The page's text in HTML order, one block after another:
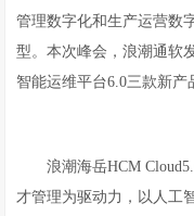
管理数字化和生产运营数
型。本次峰会，浪潮通软
智能运维平台6.0三款新产
浪潮海岳HCM
才管理为驱动力，以人工